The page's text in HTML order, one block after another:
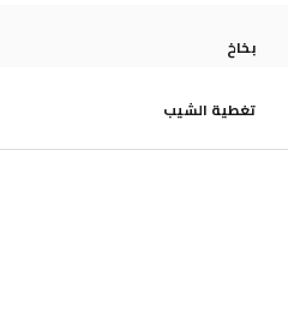
بخاخ
تغطية الشيب